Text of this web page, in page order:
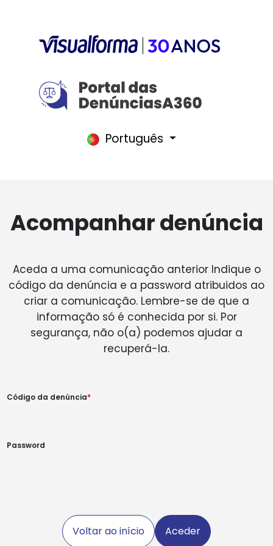
Português
Acompanhar denúncia
Aceda a uma comunicação anterior Indique o
código da denúncia e a password atribuidos ao
criar a comunicação. Lembre-se de que a
informação só é conhecida por si. Por
segurança, não o(a) podemos ajudar a
recuperá-la.
Código da denúncia
Password
Voltar ao início Aceder